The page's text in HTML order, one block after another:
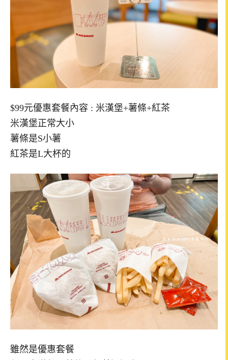
$99元優惠套餐內容 : 米漢堡+薯條+紅茶
米漢堡正常大小
薯條是S小薯
紅茶是L大杯的
雖然是優惠套餐